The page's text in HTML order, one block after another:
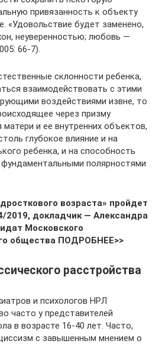
привязанность к объекту
«Удовольствие будет заменено,
неуверенностью; любовь —
66-7).
склонности ребенка,
взаимодействовать с этими
воздействиями извне, то
через призму
матери и ее внутренних объектов,
глубокое влияние и на
ребенка, и на способность
полярностями
возраста» пройдет
2019, докладчик — Александра
Московского
общества ПОДРОБНЕЕ>>
расстройства
и психологов НРЛ
часто у представителей
в возрасте 16-40 лет. Часто,
с завышенным мнением о